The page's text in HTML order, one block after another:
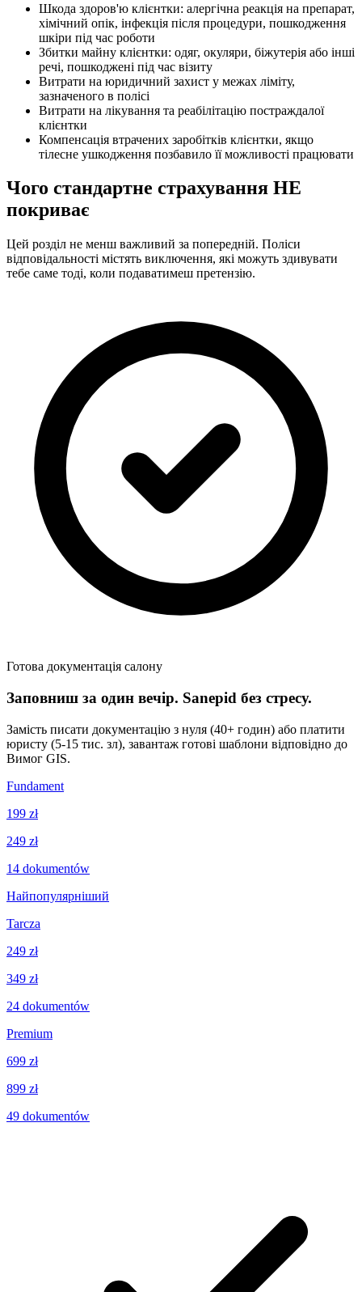
Шкода здоров'ю клієнтки: алергічна реакція на препарат,
хімічний опік, інфекція після процедури, пошкодження
шкіри під час роботи
Збитки майну клієнтки: одяг, окуляри, біжутерія або інші
речі, пошкоджені під час візиту
Витрати на юридичний захист у межах ліміту,
зазначеного в полісі
Витрати на лікування та реабілітацію постраждалої
клієнтки
Компенсація втрачених заробітків клієнтки, якщо
тілесне ушкодження позбавило її можливості працювати
Чого стандартне страхування НЕ
покриває
Цей розділ не менш важливий за попередній. Поліси
відповідальності містять виключення, які можуть здивувати
тебе саме тоді, коли подаватимеш претензію.
Готова документація салону
Заповниш за один вечір. Sanepid без стресу.
Замість писати документацію з нуля (40+ годин) або платити
юристу (5-15 тис. зл), завантаж готові шаблони відповідно до
Вимог GIS.
Fundament
199 zł
249 zł
14 dokumentów
Найпопулярніший
Tarcza
249 zł
349 zł
24 dokumentów
Premium
699 zł
899 zł
49 dokumentów